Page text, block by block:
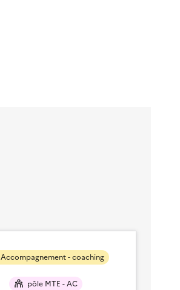
Accompagnement - coaching
pôle MTE - AC